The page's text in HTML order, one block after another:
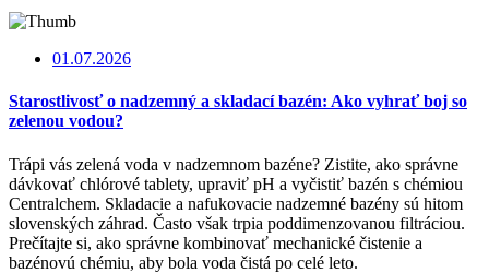
01.07.2026
Starostlivosť o nadzemný a skladací bazén: Ako vyhrať boj so
zelenou vodou?
Trápi vás zelená voda v nadzemnom bazéne? Zistite, ako správne
dávkovať chlórové tablety, upraviť pH a vyčistiť bazén s chémiou
Centralchem. Skladacie a nafukovacie nadzemné bazény sú hitom
slovenských záhrad. Často však trpia poddimenzovanou filtráciou.
Prečítajte si, ako správne kombinovať mechanické čistenie a
bazénovú chémiu, aby bola voda čistá po celé leto.